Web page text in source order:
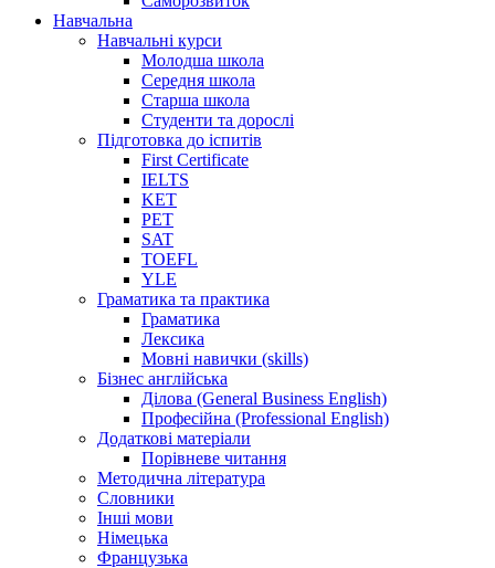
Навчальна
Навчальні курси
Молодша школа
Середня школа
Старша школа
Студенти та дорослі
Підготовка до іспитів
First Certificate
IELTS
KET
PET
SAT
TOEFL
YLE
Граматика та практика
Граматика
Лексика
Мовні навички (skills)
Бізнес англійська
Ділова (General Business English)
Професійна (Professional English)
Додаткові матеріали
Порівневе читання
Методична література
Словники
Інші мови
Німецька
Французька